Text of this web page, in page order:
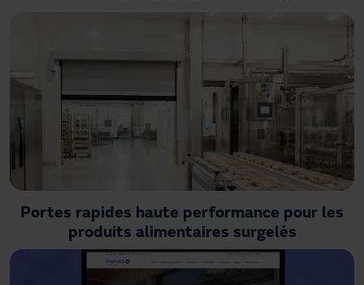
Portes rapides haute performance pour les
produits alimentaires surgelés